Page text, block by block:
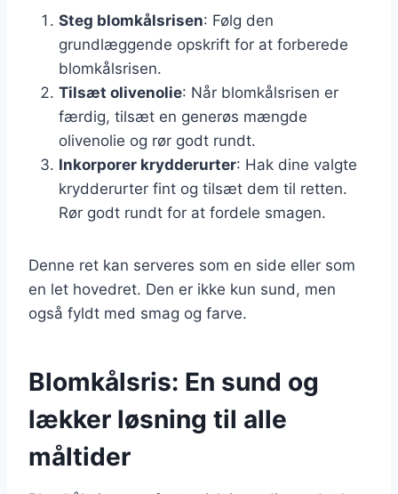
Steg blomkålsrisen: Følg den
grundlæggende opskrift for at forberede
blomkålsrisen.
Tilsæt olivenolie: Når blomkålsrisen er
færdig, tilsæt en generøs mængde
olivenolie og rør godt rundt.
Inkorporer krydderurter: Hak dine valgte
krydderurter fint og tilsæt dem til retten.
Rør godt rundt for at fordele smagen.
Denne ret kan serveres som en side eller som
en let hovedret. Den er ikke kun sund, men
også fyldt med smag og farve.
Blomkålsris: En sund og
lækker løsning til alle
måltider